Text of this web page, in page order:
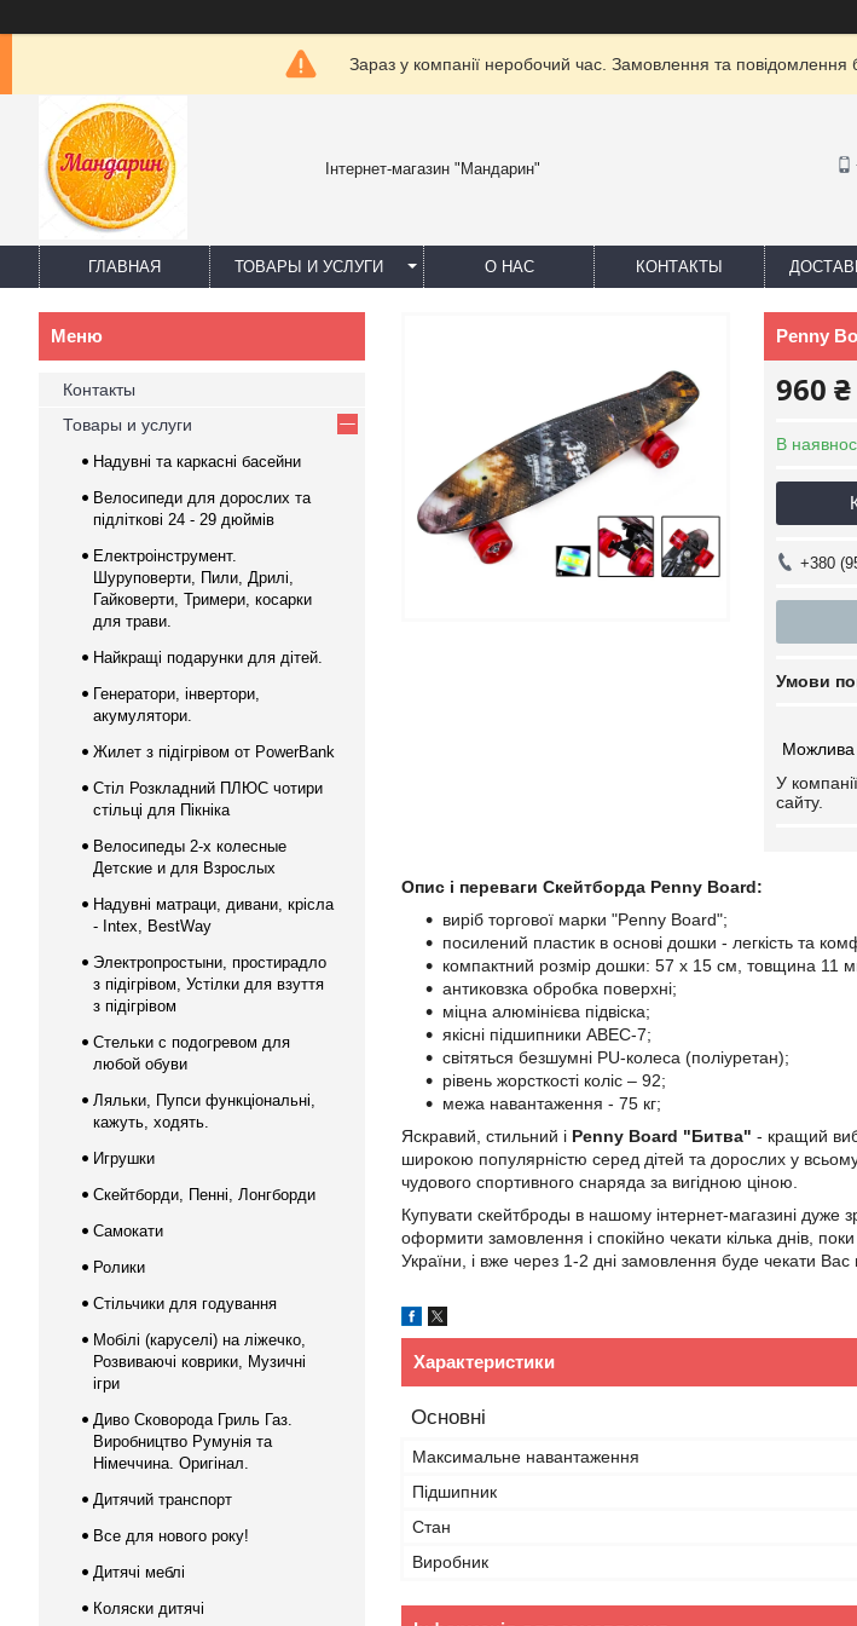
Зараз у компанії неробочий час. Замовлення та повідомлення
Інтернет-магазин "Мандарин"
ГЛАВНАЯ ТОВАРЫ И УСЛУГИ О НАС КОНТАКТЫ
Penny
960 ₴
В
+380
У
сайту.
Опис і переваги Скейтборда Penny Board:
виріб торгової марки "Penny Board";
посилений пластик в основі дошки - легкість та
компактний розмір дошки: 57 х 15 см, товщина 11
антиковзка обробка поверхні;
міцна алюмінієва підвіска;
якісні підшипники ABEC-7;
світяться безшумні PU-колеса (поліуретан);
рівень жорсткості коліс – 92;
межа навантаження - 75 кг;
Яскравий, стильний і Penny Board "Битва" - кращий
широкою популярністю серед дітей та дорослих у
чудового спортивного снаряда за вигідною ціною.
Купувати скейтброды в нашому інтернет-магазині дуже
оформити замовлення і спокійно чекати кілька днів,
України, і вже через 1-2 дні замовлення буде чекати Вас
Характеристики
Основні
Максимальне навантаження
Підшипник
Стан
Виробник
Контакты
Товары и услуги
Надувні та каркасні басейни
Велосипеди для дорослих та
підліткові 24 - 29 дюймів
Електроінструмент.
Шуруповерти, Пили, Дрилі,
Гайковерти, Тримери, косарки
для трави.
Найкращі подарунки для дітей.
Генератори, інвертори,
акумулятори.
Жилет з підігрівом от PowerBank
Стіл Розкладний ПЛЮС чотири
стільці для Пікніка
Велосипеды 2-х колесные
Детские и для Взрослых
Надувні матраци, дивани, крісла
- Intex, BestWay
Электропростыни, простирадло
з підігрівом, Устілки для взуття
з підігрівом
Стельки с подогревом для
любой обуви
Ляльки, Пупси функціональні,
кажуть, ходять.
Игрушки
Скейтборди, Пенні, Лонгборди
Самокати
Ролики
Стільчики для годування
Мобілі (каруселі) на ліжечко,
Розвиваючі коврики, Музичні
ігри
Диво Сковорода Гриль Газ.
Виробництво Румунія та
Німеччина. Оригінал.
Дитячий транспорт
Все для нового року!
Дитячі меблі
Коляски дитячі